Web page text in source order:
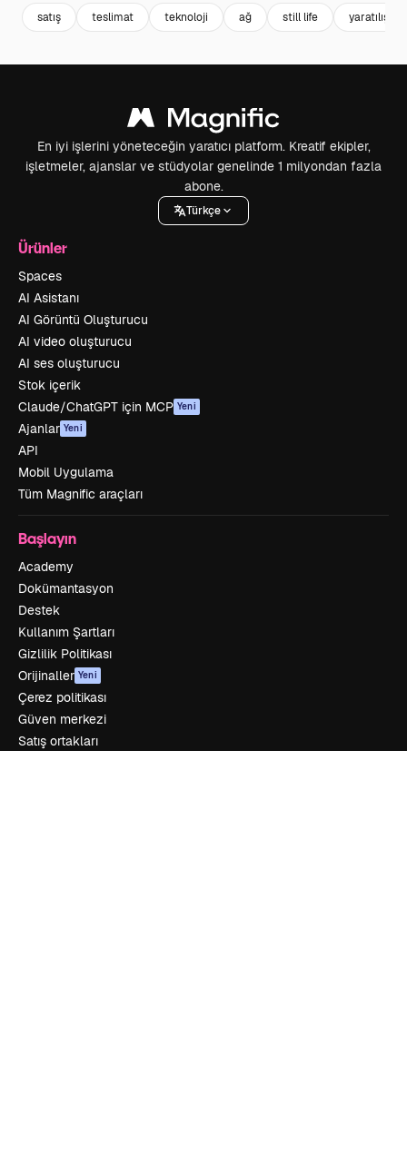
satış teslimat teknoloji ağ still life yaratılış
En iyi işlerini yöneteceğin yaratıcı platform. Kreatif ekipler,
işletmeler, ajanslar ve stüdyolar genelinde 1 milyondan fazla
abone.
Türkçe
Ürünler
Spaces
AI Asistanı
AI Görüntü Oluşturucu
AI video oluşturucu
AI ses oluşturucu
Stok içerik
Claude/ChatGPT için MCP Yeni
Ajanlar Yeni
API
Mobil Uygulama
Tüm Magnific araçları
Başlayın
Academy
Dokümantasyon
Destek
Kullanım Şartları
Gizlilik Politikası
Orijinaller Yeni
Çerez politikası
Güven merkezi
Satış ortakları